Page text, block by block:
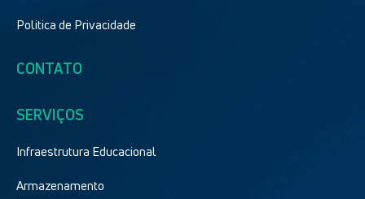
Politica de Privacidade
CONTATO
SERVIÇOS
Infraestrutura Educacional
Armazenamento